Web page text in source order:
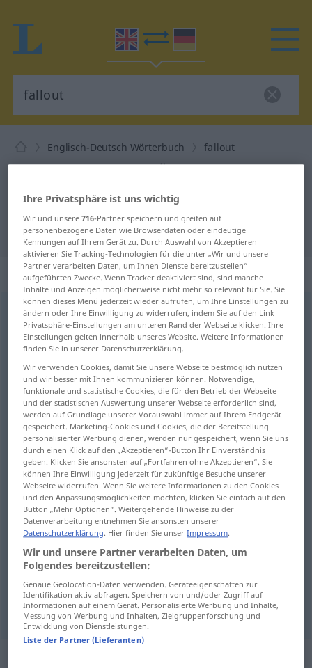
Englisch-Deutsch Wörterbuch fallout
Englisch-Deutsch Übersetzung für
"fallout"
"fallout" Deutsch Übersetzung
„fall(-)out“: noun
fallouts
Übersicht aller Übersetzungen
(Für mehr Details die Übersetzung anklicken/antippen)
radioaktiver Niederschlag, radioaktive
Ausschüttung
Auswirkungen
radioaktiverNiederschlag, radioaktive
Ausschüttung
fall(-)out PHYS
Auswirkungenpl fall(-)outfrom scandal, shake-
etc FIG
Ihre Privatsphäre ist uns wichtig
Wir und unsere716-Partner speichern und greifen auf
personenbezogene Daten wie Browserdaten oder eindeutige
Kennungen auf Ihrem Gerät zu. Durch Auswahl von Akzeptieren
aktivieren Sie Tracking-Technologien für die unter „Wir und unsere
Partner verarbeiten Daten, um Ihnen Dienste bereitzustellen“
aufgeführten Zwecke. Wenn Tracker deaktiviert sind, sind manche
Inhalte und Anzeigen möglicherweise nicht mehr so relevant für Sie. Sie
können dieses Menü jederzeit wieder aufrufen, um Ihre Einstellungen zu
ändern oder Ihre Einwilligung zu widerrufen, indem Sie auf den Link
Privatsphäre-Einstellungen am unteren Rand der Webseite klicken. Ihre
Einstellungen gelten innerhalb unseres Website. Weitere Informationen
finden Sie in unserer Datenschutzerklärung.
Wir verwenden Cookies, damit Sie unsere Webseite bestmöglich nutzen
und wir besser mit Ihnen kommunizieren können. Notwendige,
funktionale und statistische Cookies, die für den Betrieb der Webseite
und der statistischen Auswertung unserer Webseite erforderlich sind,
werden auf Grundlage unserer Vorauswahl immer auf Ihrem Endgerät
gespeichert. Marketing-Cookies und Cookies, die der Bereitstellung
personalisierter Werbung dienen, werden nur gespeichert, wenn Sie uns
durch einen Klick auf den „Akzeptieren“-Button Ihr Einverständnis
geben. Klicken Sie ansonsten auf „Fortfahren ohne Akzeptieren“. Sie
können Ihre Einwilligung jederzeit für zukünftige Besuche unserer
Webseite widerrufen. Wenn Sie weitere Informationen zu den Cookies
und den Anpassungsmöglichkeiten möchten, klicken Sie einfach auf den
Button „Mehr Optionen“. Weitergehende Hinweise zu der
Datenverarbeitung entnehmen Sie ansonsten unserer
Datenschutzerklärung. Hier finden Sie unserImpressum.
Wir und unsere Partner verarbeiten Daten, um
Folgendes bereitzustellen:
Genaue Geolocation-Daten verwenden. Geräteeigenschaften zur
Identifikation aktiv abfragen. Speichern von und/oder Zugriff auf
Informationen auf einem Gerät. Personalisierte Werbung und Inhalte,
Messung von Werbung und Inhalten, Zielgruppenforschung und
Entwicklung von Dienstleistungen.
Liste der Partner (Lieferanten)